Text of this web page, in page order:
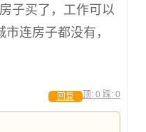
子买了，工作可以
连房子都没有，
顶: 0 踩: 0
回复